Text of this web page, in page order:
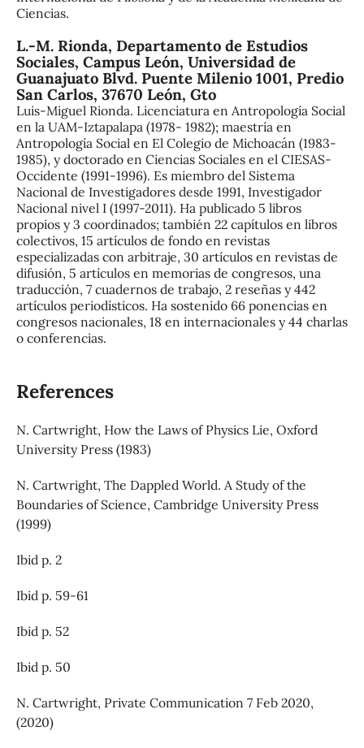
Ciencias.
L.-M. Rionda, Departamento de Estudios
Sociales, Campus León, Universidad de
Guanajuato Blvd. Puente Milenio 1001, Predio
San Carlos, 37670 León, Gto
Luis-Miguel Rionda. Licenciatura en Antropología Social
en la UAM-Iztapalapa (1978- 1982); maestría en
Antropología Social en El Colegio de Michoacán (1983-
1985), y doctorado en Ciencias Sociales en el CIESAS-
Occidente (1991-1996). Es miembro del Sistema
Nacional de Investigadores desde 1991, Investigador
Nacional nivel I (1997-2011). Ha publicado 5 libros
propios y 3 coordinados; también 22 capítulos en libros
colectivos, 15 artículos de fondo en revistas
especializadas con arbitraje, 30 artículos en revistas de
difusión, 5 artículos en memorias de congresos, una
traducción, 7 cuadernos de trabajo, 2 reseñas y 442
artículos periodísticos. Ha sostenido 66 ponencias en
congresos nacionales, 18 en internacionales y 44 charlas
o conferencias.
References
N. Cartwright, How the Laws of Physics Lie, Oxford
University Press (1983)
N. Cartwright, The Dappled World. A Study of the
Boundaries of Science, Cambridge University Press
(1999)
Ibid p. 2
Ibid p. 59-61
Ibid p. 52
Ibid p. 50
N. Cartwright, Private Communication 7 Feb 2020,
(2020)